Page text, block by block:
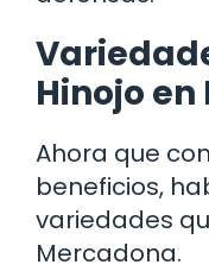
Hinojo
Ahora que
beneficios,
variedades
Mercadona.